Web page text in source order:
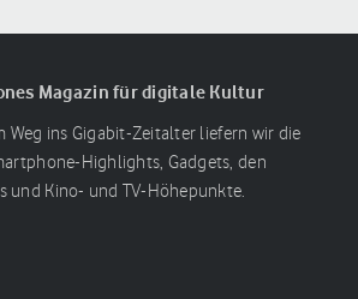
Magazin für digitale Kultur
Weg ins Gigabit-Zeitalter liefern wir die
Highlights, Gadgets, den
und Kino- und TV-Höhepunkte.